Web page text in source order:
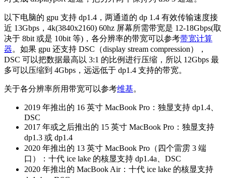
以下电脑的 gpu 支持 dp1.4，两通道的 dp 1.4 有效传输速度接
近 13Gbps，4k(3840x2160) 60hz 屏幕所需带宽是 12-18Gbps(取
决于 8bit 或是 10bit 等)，各分辨率的带宽可以参考带宽计算
器。如果 gpu 还支持 DSC（display stream compression），
DSC 可以把数据最高以 3:1 的比例进行压缩，所以 12Gbps 最
多可以压缩到 4Gbps，远远低于 dp1.4 支持的带宽。
关于各分辨率所用带宽可以参考维基。
2019 年推出的 16 英寸 MacBook Pro：独显支持 dp1.4、
DSC
2017 年或之后推出的 15 英寸 MacBook Pro：独显支持
dp1.3 或 dp1.4
2020 年推出的 13 英寸 MacBook Pro（四个雷雳 3 端
口）：十代 ice lake 的核显支持 dp1.4a、DSC
2020 年推出的 MacBook Air：十代 ice lake 的核显支持